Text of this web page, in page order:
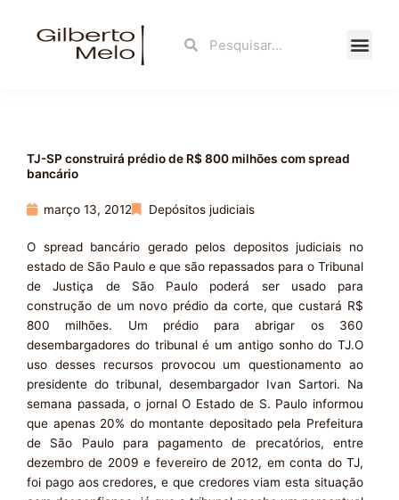
Search
TJ-SP construirá prédio de R$ 800 milhões com spread
bancário
março 13, 2012 Depósitos judiciais
O spread bancário gerado pelos depositos judiciais no
estado de São Paulo e que são repassados para o Tribunal
de Justiça de São Paulo poderá ser usado para
construção de um novo prédio da corte, que custará R$
800 milhões. Um prédio para abrigar os 360
desembargadores do tribunal é um antigo sonho do TJ.O
uso desses recursos provocou um questionamento ao
presidente do tribunal, desembargador Ivan Sartori. Na
semana passada, o jornal O Estado de S. Paulo informou
que apenas 20% do montante depositado pela Prefeitura
de São Paulo para pagamento de precatórios, entre
dezembro de 2009 e fevereiro de 2012, em conta do TJ,
foi pago aos credores, e que credores viam esta situação